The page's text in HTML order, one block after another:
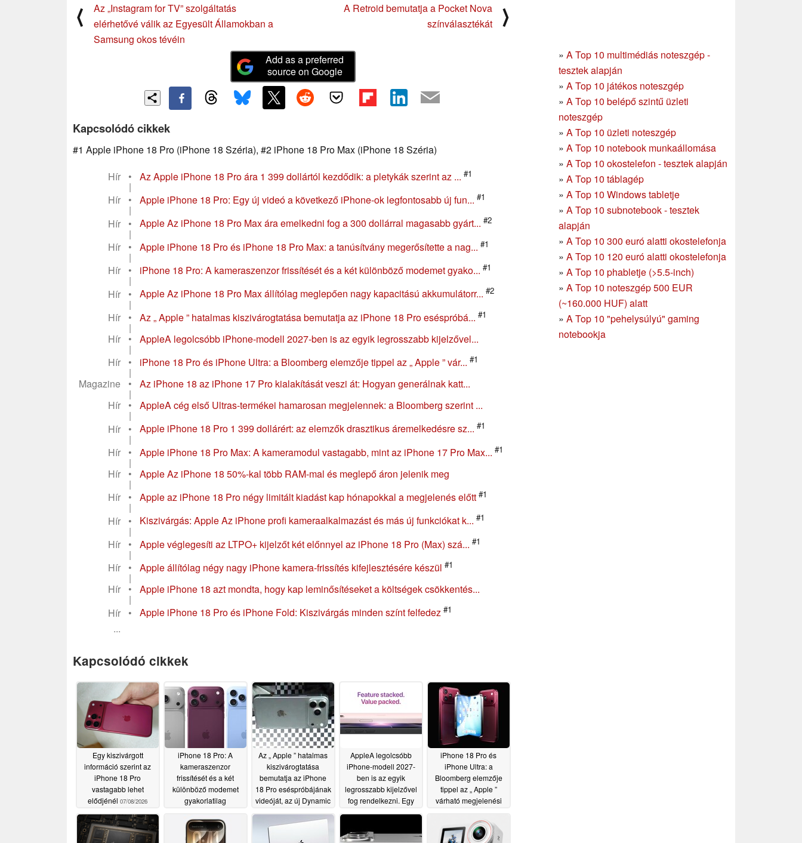
⟨
Az „Instagram for TV” szolgáltatás
elérhetővé válik az Egyesült Államokban a
Samsung okos tévéin
A Retroid bemutatja a Pocket Nova
színválasztékát
⟩
» A Top 10 multimédiás noteszgép -
tesztek alapján
» A Top 10 játékos noteszgép
» A Top 10 belépő szintű üzleti
noteszgép
» A Top 10 üzleti noteszgép
» A Top 10 notebook munkaállomása
» A Top 10 okostelefon - tesztek alapján
» A Top 10 táblagép
» A Top 10 Windows tabletje
» A Top 10 subnotebook - tesztek
alapján
» A Top 10 300 euró alatti okostelefonja
» A Top 10 120 euró alatti okostelefonja
» A Top 10 phabletje (>5.5-inch)
» A Top 10 noteszgép 500 EUR
(~160.000 HUF) alatt
» A Top 10 "pehelysúlyú" gaming
notebookja
Add as a preferred
source on Google
Kapcsolódó cikkek
#1 Apple iPhone 18 Pro (iPhone 18 Széria), #2 iPhone 18 Pro Max (iPhone 18 Széria)
Hír
• Az Apple iPhone 18 Pro ára 1 399 dollártól kezdődik: a pletykák szerint az ... #1
|
Hír
• Apple iPhone 18 Pro: Egy új videó a következő iPhone-ok legfontosabb új fun... #1
|
Hír
• Apple Az iPhone 18 Pro Max ára emelkedni fog a 300 dollárral magasabb gyárt... #2
|
Hír
• Apple iPhone 18 Pro és iPhone 18 Pro Max: a tanúsítvány megerősítette a nag... #1
|
Hír
• iPhone 18 Pro: A kameraszenzor frissítését és a két különböző modemet gyako... #1
|
Hír
• Apple Az iPhone 18 Pro Max állítólag meglepően nagy kapacitású akkumulátorr... #2
|
Hír
• Az „ Apple ” hatalmas kiszivárogtatása bemutatja az iPhone 18 Pro eséspróbá... #1
|
Hír
• AppleA legolcsóbb iPhone-modell 2027-ben is az egyik legrosszabb kijelzővel...
|
Hír
• iPhone 18 Pro és iPhone Ultra: a Bloomberg elemzője tippel az „ Apple ” vár... #1
|
Magazine
• Az iPhone 18 az iPhone 17 Pro kialakítását veszi át: Hogyan generálnak katt...
|
Hír
• AppleA cég első Ultras-termékei hamarosan megjelennek: a Bloomberg szerint ...
|
Hír
• Apple iPhone 18 Pro 1 399 dollárért: az elemzők drasztikus áremelkedésre sz... #1
|
Hír
• Apple iPhone 18 Pro Max: A kameramodul vastagabb, mint az iPhone 17 Pro Max... #1
|
Hír
• Apple Az iPhone 18 50%-kal több RAM-mal és meglepő áron jelenik meg
|
Hír
• Apple az iPhone 18 Pro négy limitált kiadást kap hónapokkal a megjelenés előtt #1
|
Hír
• Kiszivárgás: Apple Az iPhone profi kameraalkalmazást és más új funkciókat k... #1
|
Hír
• Apple véglegesíti az LTPO+ kijelzőt két előnnyel az iPhone 18 Pro (Max) szá... #1
|
Hír
• Apple állítólag négy nagy iPhone kamera-frissítés kifejlesztésére készül #1
|
Hír
• Apple iPhone 18 azt mondta, hogy kap leminősítéseket a költségek csökkentés...
|
Hír
• Apple iPhone 18 Pro és iPhone Fold: Kiszivárgás minden színt felfedez #1
...
Kapcsolódó cikkek
Egy kiszivárgott
információ szerint az
iPhone 18 Pro
vastagabb lehet
elődjénél 07/08/2026
iPhone 18 Pro: A
kameraszenzor
frissítését és a két
különböző modemet
gyakorlatilag
jelentős „ Apple ”
szivárgás07/02/2026
Az „ Apple ” hatalmas
kiszivárogtatása
bemutatja az iPhone
18 Pro eséspróbájának
videóját, az új Dynamic
sok mást06/30/2026
AppleA legolcsóbb
iPhone-modell 2027-
ben is az egyik
legrosszabb kijelzővel
fog rendelkezni. Egy
műszaki adatairól adott
iPhone 18 Pro és
iPhone Ultra: a
Bloomberg elemzője
tippel az „ Apple ”
várható megjelenési